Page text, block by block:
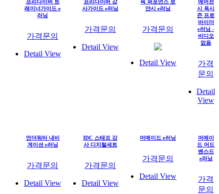
프리다이버 트
레이너가이드 e
러닝
가격문의
Detail View
프리다이버 강
사가이드 e러닝
가격문의
Detail View
픽 퍼포먼스 보
얀시 e러닝
가격문의
Detail View
에머전
시 옥시
즌 프로
바이더
e러닝 -
비디오
없음
가격
문의
Detail
View
언더워터 내비
게이션 e러닝
가격문의
Detail View
IDC 스태프 강
사 디지털세트
가격문의
Detail View
머메이드 e러닝
가격문의
Detail View
머메이
드 어드
밴스드
e러닝
가격
문의